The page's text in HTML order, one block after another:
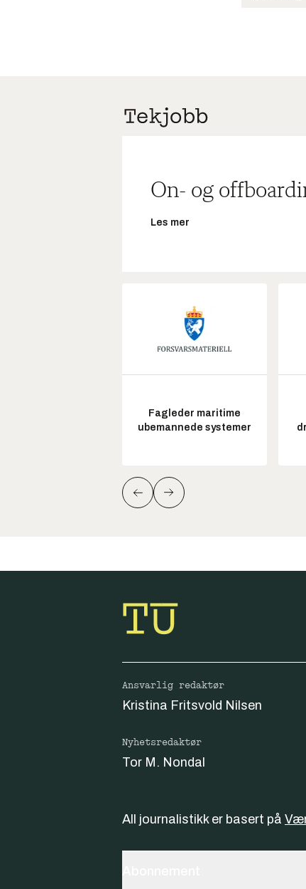
On- og
Les mer
Fagleder maritime
ubemannede systemer
Ansvarlig redaktør
Kristina Fritsvold Nilsen
Nyhetsredaktør
Tor M. Nondal
All journalistikk er basert på